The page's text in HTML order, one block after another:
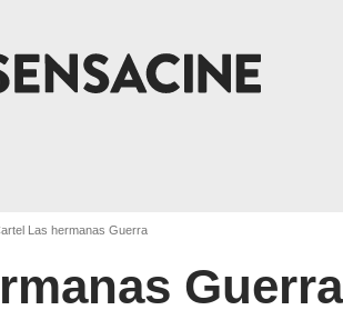
Las hermanas Guerra
Guerra